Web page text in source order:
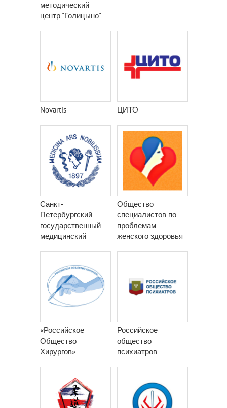
методический
центр "Голицыно"
Novartis ЦИТО
Санкт-
Петербургский
государственный
медицинский
Общество
специалистов по
проблемам
женского здоровья
«Российское
Общество
Хирургов»
Российское
общество
психиатров